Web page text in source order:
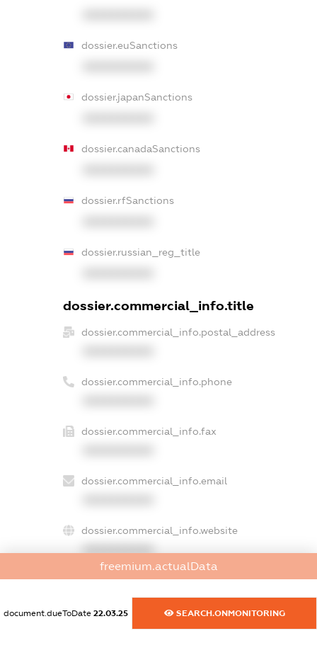
dossier.euSanctions
dossier.japanSanctions
dossier.canadaSanctions
dossier.rfSanctions
dossier.russian_reg_title
dossier.commercial_info.title
dossier.commercial_info.postal_address
dossier.commercial_info.phone
dossier.commercial_info.fax
dossier.commercial_info.email
dossier.commercial_info.website
dossier.commercial_info.activity
XXXXXXXXXX
freemium.actualData
document.dueToDate 22.03.25 SEARCH.ONMONITORING